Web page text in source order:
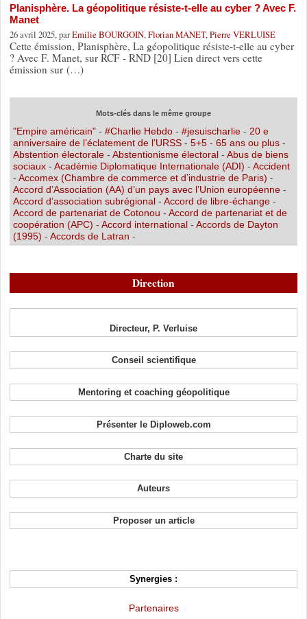
Planisphère. La géopolitique résiste-t-elle au cyber ? Avec F.
Manet
26 avril 2025, parEmilie BOURGOIN, Florian MANET, Pierre VERLUISE
Cette émission, Planisphère, La géopolitique résiste-t-elle au cyber
? Avec F. Manet, sur RCF - RND [20] Lien direct vers cette
émission sur (…)
Mots-clés dans le même groupe
"Empire américain"- #Charlie Hebdo- #jesuischarlie- 20 e
anniversaire de l’éclatement de l’URSS- 5+5- 65 ans ou plus-
Abstention électorale- Abstentionisme électoral- Abus de biens
sociaux- Académie Diplomatique Internationale (ADI) - Accident
- Accomex (Chambre de commerce et d’industrie de Paris) -
Accord d’Association (AA) d’un pays avec l’Union européenne-
Accord d’association subrégional- Accord de libre-échange-
Accord de partenariat de Cotonou - Accord de partenariat et de
coopération (APC) - Accord international- Accords de Dayton
(1995) - Accords de Latran -
Direction
Directeur, P. Verluise
Conseil scientifique
Mentoring et coaching géopolitique
Présenter le Diploweb.com
Charte du site
Auteurs
Proposer un article
Synergies :
Partenaires